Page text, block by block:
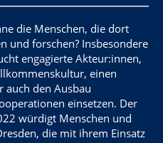
die Menschen, die dort
und forschen? Insbesondere
engagierte Akteur:innen,
einen
auch den Ausbau
einsetzen. Der
würdigt Menschen und
die mit ihrem Einsatz